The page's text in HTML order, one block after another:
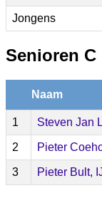
Jongens
Senioren C
Naam
1 Steven Jan
2 Pieter
3 Pieter Bult,